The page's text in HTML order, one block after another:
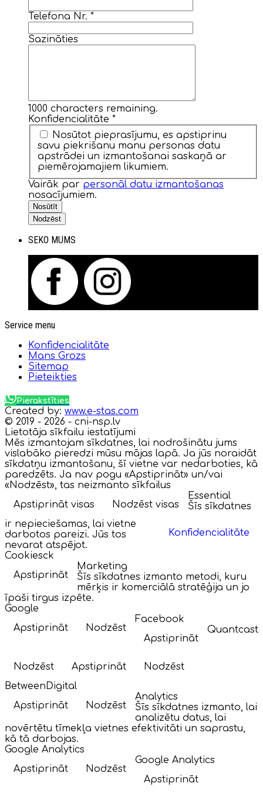
Telefona Nr. *
Sazināties
1000 characters remaining.
Konfidencialitāte *
Nosūtot pieprasījumu, es apstiprinu
savu piekrišanu manu personas datu
apstrādei un izmantošanai saskaņā ar
piemērojamajiem likumiem.
Vairāk par personāl datu izmantošanas
nosacījumiem.
Nosūtīt
Nodzēst
SEKO MUMS
Service menu
Konfidencialitāte
Mans Grozs
Sitemap
Pieteikties
Pierakstīties
Created by: www.e-stas.com
© 2019 - 2026 - cni-nsp.lv
Lietotāja sīkfailu iestatījumi
Mēs izmantojam sīkdatnes, lai nodrošinātu jums
vislabāko pieredzi mūsu mājas lapā. Ja jūs noraidāt
sīkdatņu izmantošanu, šī vietne var nedarboties, kā
paredzēts. Ja nav pogu «Apstiprināt» un/vai
«Nodzēst», tas neizmanto sīkfailus
Apstiprināt visas
Nodzēst visas
Konfidencialitāte
Essential
Šīs sīkdatnes
ir nepieciešamas, lai vietne
darbotos pareizi. Jūs tos
nevarat atspējot.
Cookiesck
Apstiprināt
Marketing
Šīs sīkdatnes izmanto metodi, kuru
mērķis ir komerciālā stratēģija un jo
īpaši tirgus izpēte.
Google
Apstiprināt
Nodzēst
Facebook
Apstiprināt
Nodzēst
Quantcast
Apstiprināt
Nodzēst
BetweenDigital
Apstiprināt
Nodzēst
Analytics
Šīs sīkdatnes izmanto, lai
analizētu datus, lai
novērtētu tīmekļa vietnes efektivitāti un saprastu,
kā tā darbojas.
Google Analytics
Apstiprināt
Nodzēst
Google Analytics
Apstiprināt